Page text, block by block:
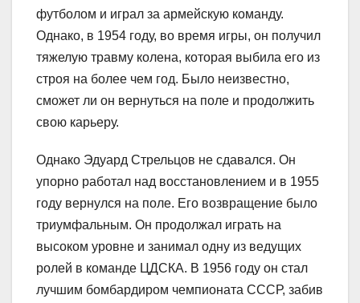
футболом и играл за армейскую команду.
Однако, в 1954 году, во время игры, он получил
тяжелую травму колена, которая выбила его из
строя на более чем год. Было неизвестно,
сможет ли он вернуться на поле и продолжить
свою карьеру.
Однако Эдуард Стрельцов не сдавался. Он
упорно работал над восстановлением и в 1955
году вернулся на поле. Его возвращение было
триумфальным. Он продолжал играть на
высоком уровне и занимал одну из ведущих
ролей в команде ЦДСКА. В 1956 году он стал
лучшим бомбардиром чемпионата СССР, забив